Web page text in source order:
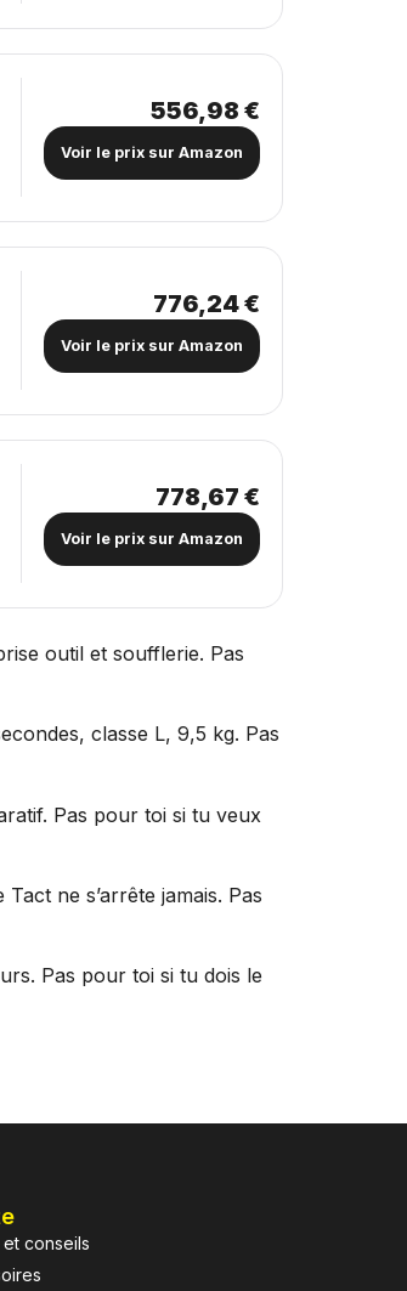
556,98 €
Voir le prix sur Amazon
776,24 €
Voir le prix sur Amazon
778,67 €
Voir le prix sur Amazon
outil et soufflerie. Pas
classe L, 9,5 kg. Pas
Pas pour toi si tu veux
ne s’arrête jamais. Pas
Pas pour toi si tu dois le
conseils